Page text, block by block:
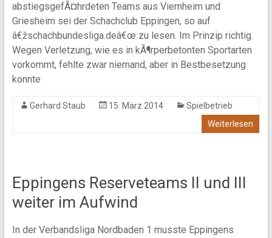
abstiegsgefÃ¤hrdeten Teams aus Viernheim und
Griesheim sei der Schachclub Eppingen, so auf
â€žschachbundesliga.deâ€œ zu lesen. Im Prinzip richtig.
Wegen Verletzung, wie es in kÃ¶rperbetonten Sportarten
vorkommt, fehlte zwar niemand, aber in Bestbesetzung
konnte
Gerhard Staub 15. März 2014
Spielbetrieb
Weiterlesen
Eppingens Reserveteams II und III
weiter im Aufwind
In der Verbandsliga Nordbaden 1 musste Eppingens